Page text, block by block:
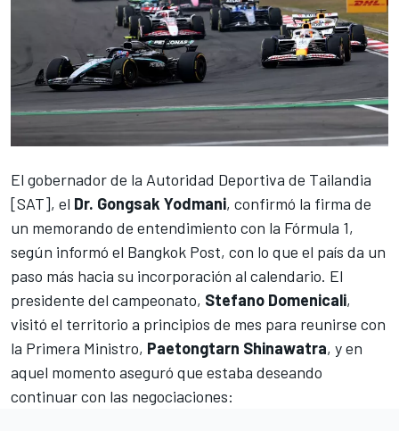
El gobernador de la Autoridad Deportiva de Tailandia
[SAT], el Dr. Gongsak Yodmani, confirmó la firma de
un memorando de entendimiento con la Fórmula 1,
según informó el Bangkok Post, con lo que el país da un
paso más hacia su incorporación al calendario. El
presidente del campeonato, Stefano Domenicali,
visitó el territorio a principios de mes para reunirse con
la Primera Ministro, Paetongtarn Shinawatra, y en
aquel momento aseguró que estaba deseando
continuar con las negociaciones: